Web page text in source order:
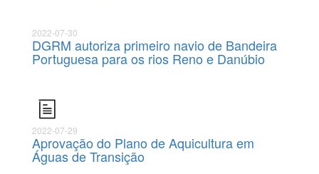
2022-07-30
DGRM autoriza primeiro navio de Bandeira
Portuguesa para os rios Reno e Danúbio
2022-07-29
Aprovação do Plano de Aquicultura em
Águas de Transição